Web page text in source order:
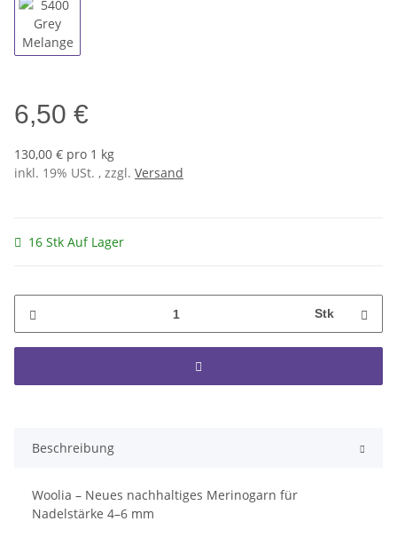
6,50 €
130,00 € pro 1 kg
inkl. 19% USt. , zzgl. Versand
16 Stk Auf Lager
Stk
Beschreibung
Woolia – Neues nachhaltiges Merinogarn für
Nadelstärke 4–6 mm